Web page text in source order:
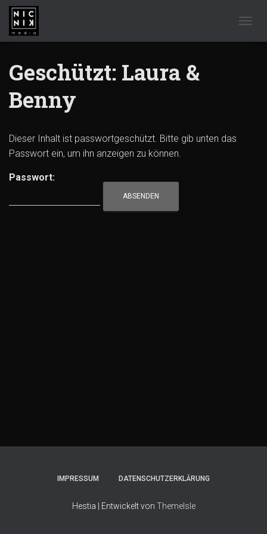
Geschützt: Laura &
Benny
Dieser Inhalt ist passwortgeschützt. Bitte gib unten das
Passwort ein, um ihn anzeigen zu können.
Passwort:
IMPRESSUM DATENSCHUTZERKLÄRUNG
Hestia | Entwickelt von ThemeIsle